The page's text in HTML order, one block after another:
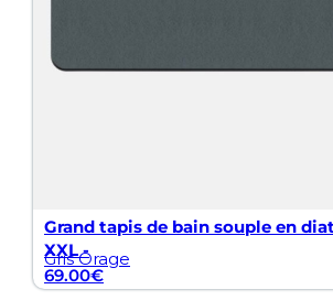
Grand tapis de bain souple en
XXL -
Gris Orage
69.00€